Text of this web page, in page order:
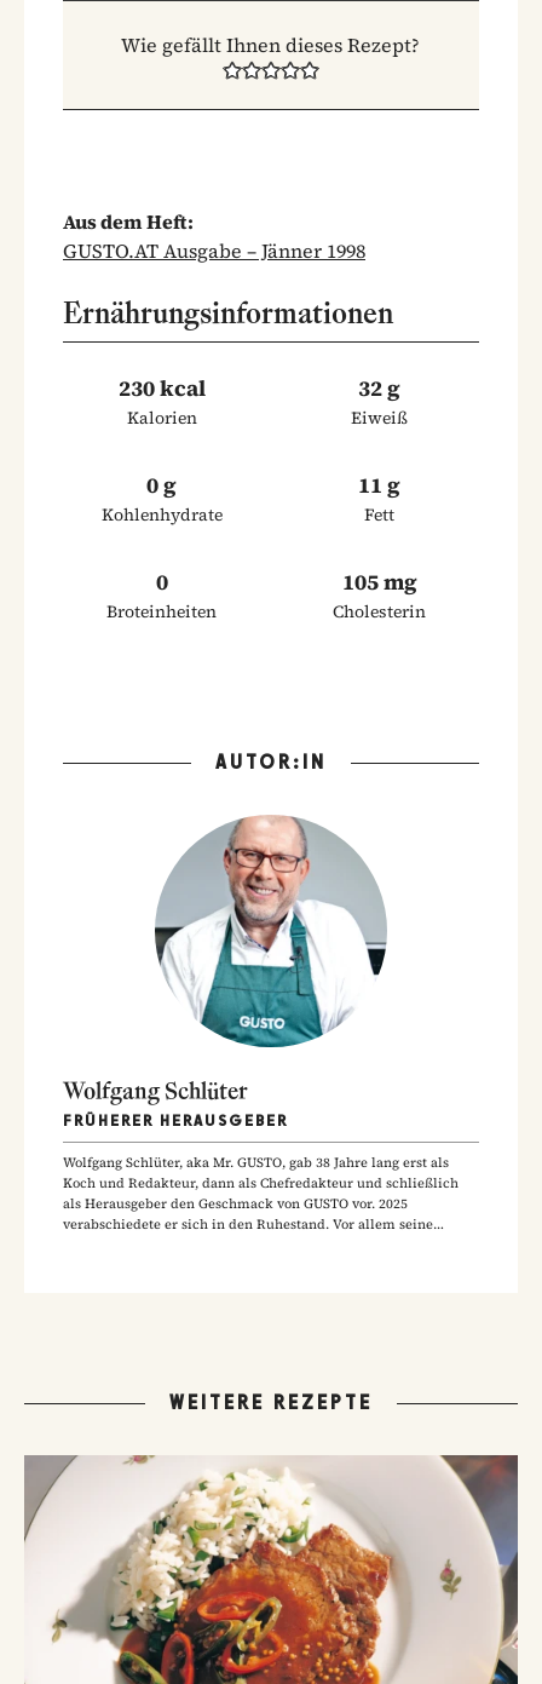
Wie gefällt Ihnen dieses Rezept?
Aus dem Heft:
GUSTO.AT Ausgabe – Jänner 1998
Ernährungsinformationen
230 kcal
Kalorien
32 g
Eiweiß
0 g
Kohlenhydrate
11 g
Fett
0
Broteinheiten
105 mg
Cholesterin
AUTOR:IN
Wolfgang Schlüter
FRÜHERER HERAUSGEBER
Wolfgang Schlüter, aka Mr. GUSTO, gab 38 Jahre lang erst als
Koch und Redakteur, dann als Chefredakteur und schließlich
als Herausgeber den Geschmack von GUSTO vor. 2025
verabschiedete er sich in den Ruhestand. Vor allem seine
WEITERE REZEPTE